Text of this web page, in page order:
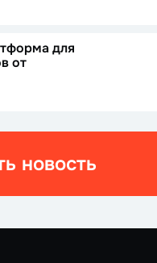
для
от
новость